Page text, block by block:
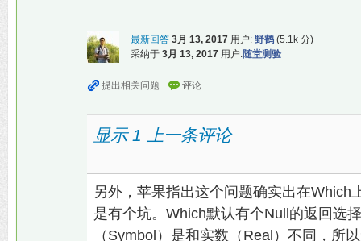
最新回答 3月 13, 2017 用户: 野鹤 (5.1k 分)
采纳于 3月 13, 2017 用户:随堂测验
显示 1 上一条评论
另外，苹果指出这个问题确实出在Which
是有个坑。Which默认有个Null的返回选
（Symbol）是和实数（Real）不同，所